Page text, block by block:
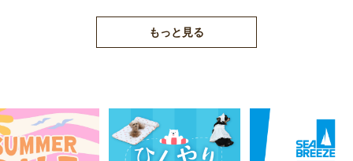
もっと見る